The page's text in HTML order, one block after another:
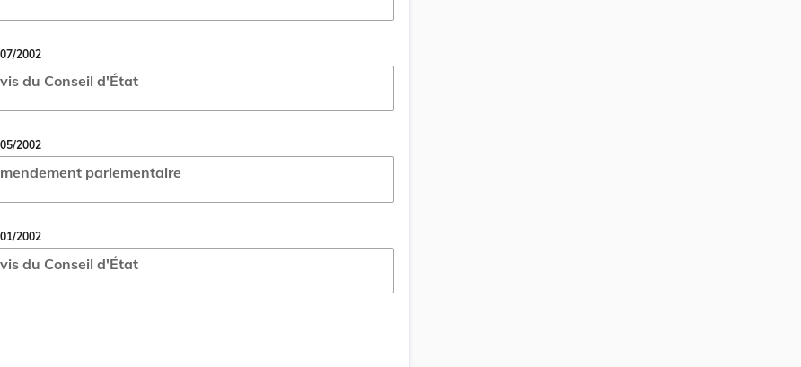
2002
du Conseil d'État
2002
parlementaire
2002
du Conseil d'État